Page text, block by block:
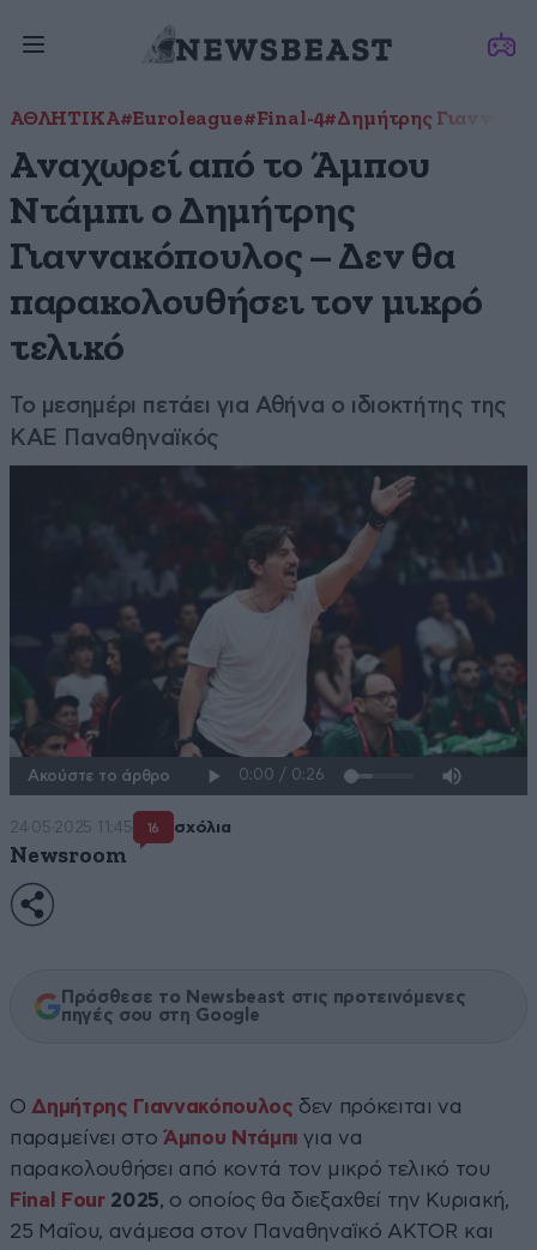
ΑΘΛΗΤΙΚΑ#Euroleague#Final-4#Δημήτρης
Αναχωρεί από το Άμπου
Ντάμπι ο Δημήτρης
Γιαννακόπουλος – Δεν θα
παρακολουθήσει τον μικρό
τελικό
Το μεσημέρι πετάει για Αθήνα ο ιδιοκτήτης της
ΚΑΕ Παναθηναϊκός
Ακούστε το άρθρο
24·05·2025 11:45 16 σχόλια
Newsroom
Πρόσθεσε το Newsbeast στις προτεινόμενες
πηγές σου στη Google
Ο Δημήτρης Γιαννακόπουλος δεν πρόκειται να
παραμείνει στο Άμπου Ντάμπι για να
παρακολουθήσει από κοντά τον μικρό τελικό του
Final Four2025, ο οποίος θα διεξαχθεί την Κυριακή,
25 Μαΐου, ανάμεσα στον Παναθηναϊκό AKTOR και